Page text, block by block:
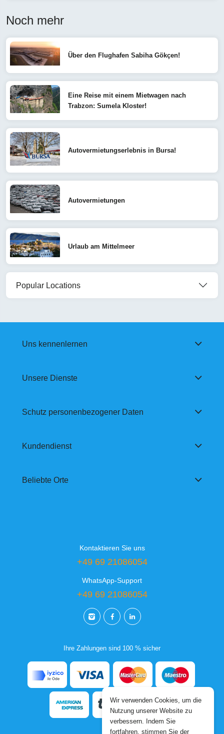
Noch mehr
Über den Flughafen Sabiha Gökçen!
Eine Reise mit einem Mietwagen nach
Trabzon: Sumela Kloster!
Autovermietungserlebnis in Bursa!
Autovermietungen
Urlaub am Mittelmeer
Popular Locations
Uns kennenlernen
Unsere Dienste
Schutz personenbezogener Daten
Kundendienst
Beliebte Orte
Kontaktieren Sie uns
+49 69 21086054
WhatsApp-Support
+49 69 21086054
Ihre Zahlungen sind 100 % sicher
Wir verwenden Cookies, um die
Nutzung unserer Website zu
verbessern. Indem Sie
fortfahren, stimmen Sie der